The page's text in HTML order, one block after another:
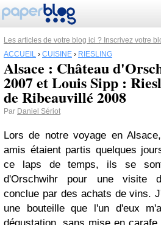
Les articles de votre blog ici ? Inscrivez votre
ACCUEIL › CUISINE › RIESLING
Alsace : Château
2007 et Louis Sipp :
de Ribeauvillé 2008
Par Daniel Sériot
Lors de notre voyage en
amis étaient partis quelques
ce laps de temps, ils se
d'Orschwihr pour une visite
conclue par des achats de vins.
une bouteille que l'un d'eux